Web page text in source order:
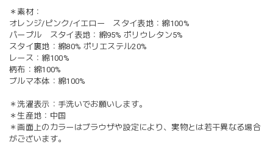
＊素材：
オレンジ/ピンク/イエロー スタイ表地：綿100%
パープル スタイ表地：綿95% ポリウレタン5%
スタイ裏地：綿80% ポリエステル20%
レース：綿100%
柄布：綿100%
ブルマ本体：綿100%
＊洗濯表示：手洗いでお願いします。
＊生産地：中国
＊画面上のカラーはブラウザや設定により、実物とは若干異なる場合
がございます。